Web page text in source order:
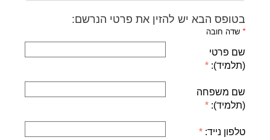
בטופס הבא יש להזין את פרטי הנרשם:
* שדה חובה
שם פרטי
(תלמיד):
שם משפחה
(תלמיד):
טלפון נייד: